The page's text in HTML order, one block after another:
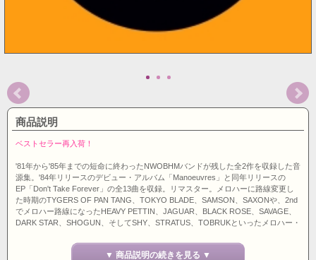
商品説明
ベストセラー再入荷！
'81年から'85年までの短命に終わったNWOBHMバンドが残した全2作を収録した音
源集。'84年リリースのデビュー・アルバム「Manoeuvres」と同年リリースの
EP「Don't Take Forever」の全13曲を収録。リマスター。メロハーに路線変更し
た時期のTYGERS OF PAN TANG、TOKYO BLADE、SAMSON、SAXONや、2nd
でメロハー路線になったHEAVY PETTIN、JAGUAR、BLACK ROSE、SAVAGE、
DARK STAR、SHOGUN、そしてSHY、STRATUS、TOBRUKといったメロハー・
時ピクチャー・ディスクのみのリリースで音が悪かったのですが今回リマスター
によりかなり音が良くなっています。300枚限定リリース。イギリス盤。
▼ 商品説明の続きを見る ▼